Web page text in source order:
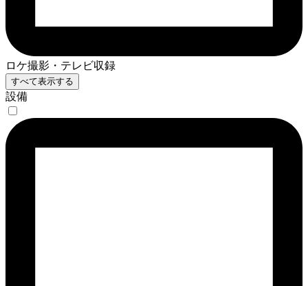
ロケ撮影・テレビ収録
すべて表示する
設備